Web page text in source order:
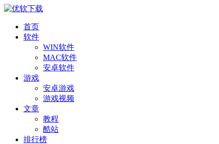
首页
软件
WIN软件
MAC软件
安卓软件
游戏
安卓游戏
游戏视频
文章
教程
酷站
排行榜